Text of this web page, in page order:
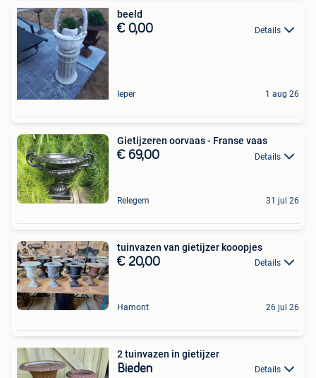
beeld
€ 0,00 Details
Ieper 1 aug 26
Gietijzeren oorvaas - Franse vaas
€ 69,00 Details
Relegem 31 jul 26
tuinvazen van gietijzer kooopjes
€ 20,00 Details
Hamont 26 jul 26
2 tuinvazen in gietijzer
Bieden Details